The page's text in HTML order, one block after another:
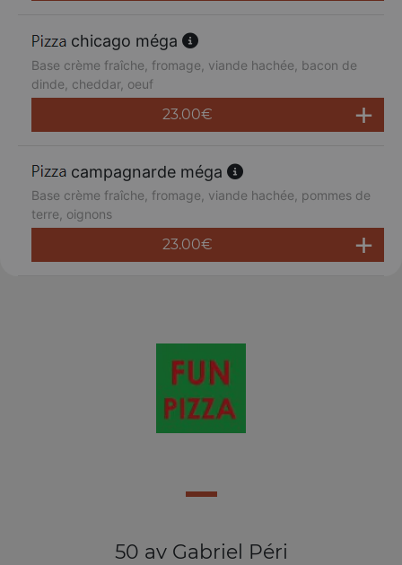
chicago méga
Base crème fraîche, fromage, viande hachée, bacon de
dinde, cheddar, oeuf
23.00€
campagnarde méga
Base crème fraîche, fromage, viande hachée, pommes de
terre, oignons
23.00€
50 av Gabriel Péri